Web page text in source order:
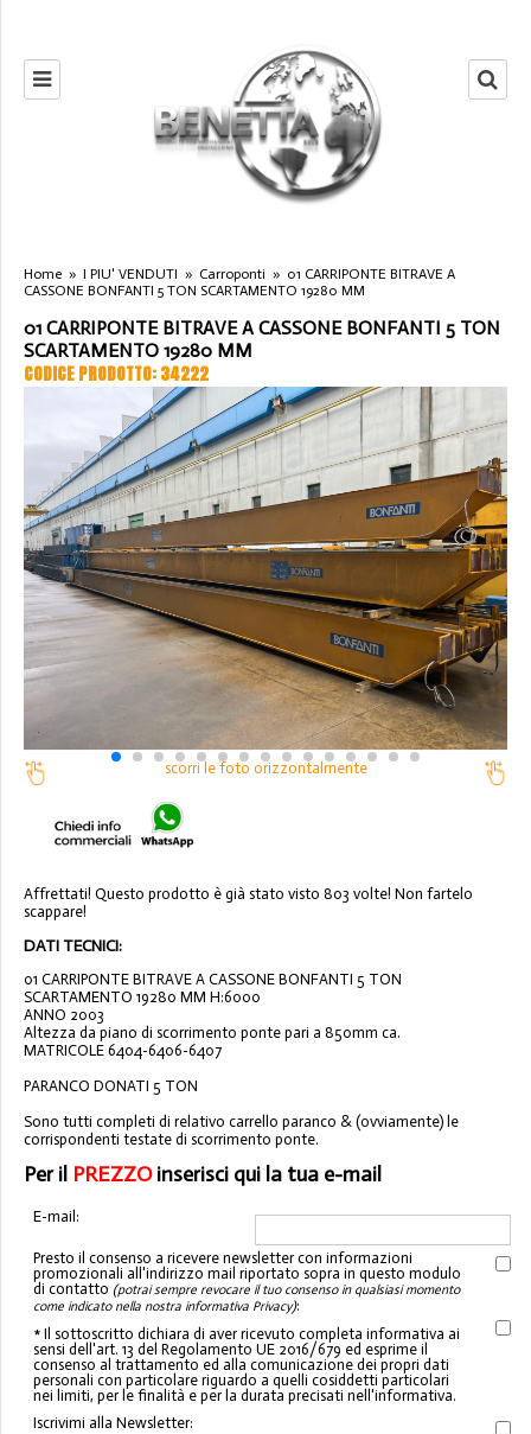
Home » I PIU' VENDUTI » Carroponti » 01 CARRIPONTE BITRAVE A
CASSONE BONFANTI 5 TON SCARTAMENTO 19280 MM
01 CARRIPONTE BITRAVE A CASSONE BONFANTI 5 TON
SCARTAMENTO 19280 MM
CODICE PRODOTTO: 34222
scorri le foto orizzontalmente
Affrettati! Questo prodotto è già stato visto 803 volte! Non fartelo
scappare!
DATI TECNICI:
01 CARRIPONTE BITRAVE A CASSONE BONFANTI 5 TON
SCARTAMENTO 19280 MM H:6000
ANNO 2003
Altezza da piano di scorrimento ponte pari a 850mm ca.
MATRICOLE 6404-6406-6407
PARANCO DONATI 5 TON
Sono tutti completi di relativo carrello paranco & (ovviamente) le
corrispondenti testate di scorrimento ponte.
Per il PREZZOinserisci qui la tua e-mail
E-mail:
Presto il consenso a ricevere newsletter con informazioni
promozionali all'indirizzo mail riportato sopra in questo modulo
di contatto (potrai sempre revocare il tuo consenso in qualsiasi momento
come indicato nella nostra informativa Privacy):
* Il sottoscritto dichiara di aver ricevuto completa informativa ai
sensi dell'art. 13 del Regolamento UE 2016/679 ed esprime il
consenso al trattamento ed alla comunicazione dei propri dati
personali con particolare riguardo a quelli cosiddetti particolari
nei limiti, per le finalità e per la durata precisati nell'informativa.
Iscrivimi alla Newsletter: